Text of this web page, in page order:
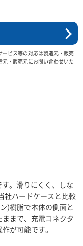
ービス等の対応は製造元・販売
・販売元にお問い合わせいた
。滑りにくく、しな
社ハードケースと比較
)樹脂で本体の側面と
まで、充電コネクタ
が可能です。